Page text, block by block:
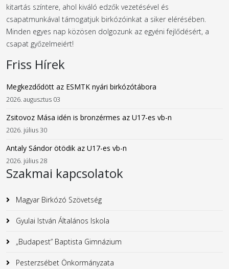
kitartás színtere, ahol kiváló edzők vezetésével és
csapatmunkával támogatjuk birkózóinkat a siker elérésében.
Minden egyes nap közösen dolgozunk az egyéni fejlődésért, a
csapat győzelmeiért!
Friss Hírek
Megkezdődött az ESMTK nyári birkózótábora
2026. augusztus 03
Zsitovoz Mása idén is bronzérmes az U17-es vb-n
2026. július 30
Antaly Sándor ötödik az U17-es vb-n
2026. július 28
Szakmai kapcsolatok
Magyar Birkózó Szövetség
Gyulai István Általános Iskola
„Budapest” Baptista Gimnázium
Pesterzsébet Önkormányzata